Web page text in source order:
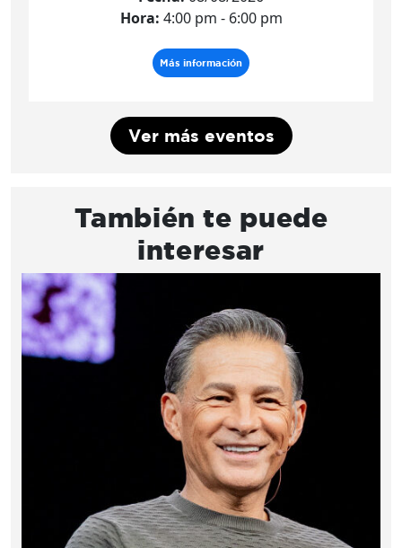
Hora: 4:00 pm - 6:00 pm
Más información
Ver más eventos
También te puede
interesar